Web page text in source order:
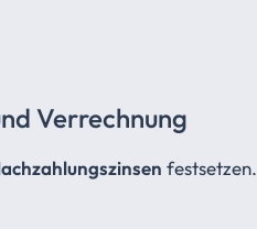
Verrechnung
festsetzen.